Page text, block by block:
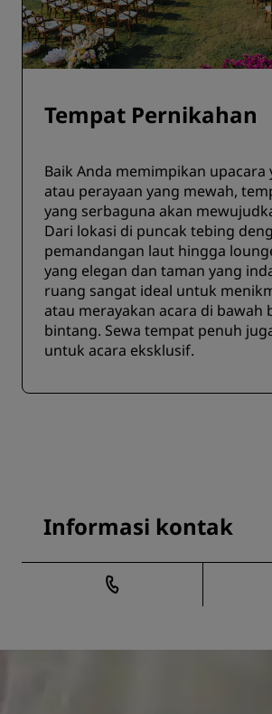
Tempat Pernikahan
Baik Anda memimpikan upacara
atau perayaan yang mewah,
yang serbaguna akan
Dari lokasi di puncak tebing
pemandangan laut hingga
yang elegan dan taman yang
ruang sangat ideal untuk
atau merayakan acara di bawah
bintang. Sewa tempat penuh
untuk acara eksklusif.
Informasi kontak